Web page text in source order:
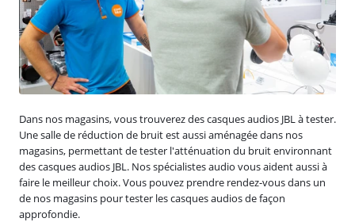
Dans nos magasins, vous trouverez des casques audios JBL à tester.
Une salle de réduction de bruit est aussi aménagée dans nos
magasins, permettant de tester l'atténuation du bruit environnant
des casques audios JBL. Nos spécialistes audio vous aident aussi à
faire le meilleur choix. Vous pouvez prendre rendez-vous dans un
de nos magasins pour tester les casques audios de façon
approfondie.